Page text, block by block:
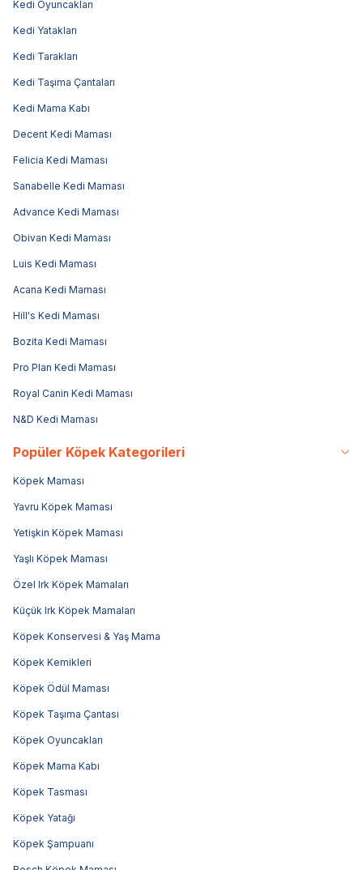
Kedi Oyuncakları
Kedi Yatakları
Kedi Tarakları
Kedi Taşıma Çantaları
Kedi Mama Kabı
Decent Kedi Maması
Felicia Kedi Maması
Sanabelle Kedi Maması
Advance Kedi Maması
Obivan Kedi Maması
Luis Kedi Maması
Acana Kedi Maması
Hill's Kedi Maması
Bozita Kedi Maması
Pro Plan Kedi Maması
Royal Canin Kedi Maması
N&D Kedi Maması
Popüler Köpek Kategorileri
Köpek Maması
Yavru Köpek Maması
Yetişkin Köpek Maması
Yaşlı Köpek Maması
Özel Irk Köpek Mamaları
Küçük Irk Köpek Mamaları
Köpek Konservesi & Yaş Mama
Köpek Kemikleri
Köpek Ödül Maması
Köpek Taşıma Çantası
Köpek Oyuncakları
Köpek Mama Kabı
Köpek Tasması
Köpek Yatağı
Köpek Şampuanı